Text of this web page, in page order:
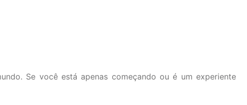
Se você está apenas começando ou é um experiente